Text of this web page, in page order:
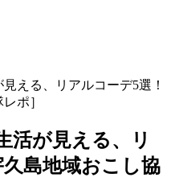
える、リアルコーデ5選！
ポ］
活が見える、リ
島地域おこし協